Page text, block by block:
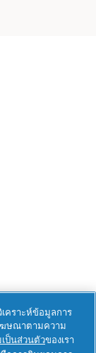
เคราะห์ข้อมูลการ
ฆษณาตามความ
ป็นส่วนตัวของเรา